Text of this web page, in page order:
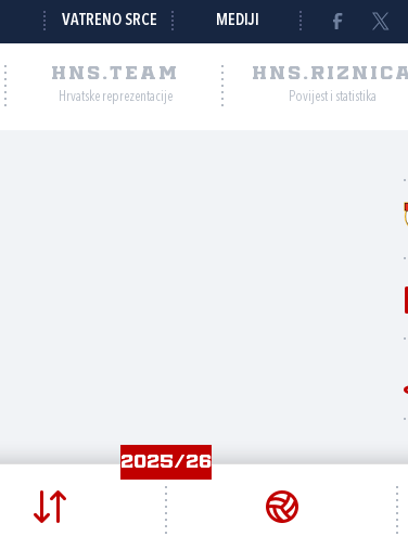
VATRENO SRCE MEDIJI
HNS.TEAM
Hrvatske reprezentacije Povijest i statistika
2025/26